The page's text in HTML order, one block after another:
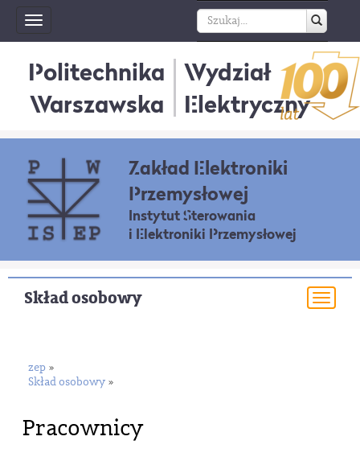
Toggle
navigation
Politechnika
Warszawska
Wydział
Elektryczny
Zakład Elektroniki
Przemysłowej
Instytut Sterowania
i Elektroniki Przemysłowej
Skład osobowy
zep »
Skład osobowy »
Pracownicy